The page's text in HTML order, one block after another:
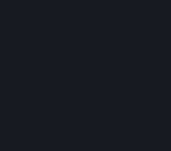
Steam biedt terugbetalingen
Valve ontwikkelde spellen
na aankoop, zolang het item
gewijzigd of overgedragen.
mogelijkheid op deze
items in hun spel in te
van aankoop vertellen of de